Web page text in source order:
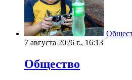
7 августа 2026 г., 16:13
Общество